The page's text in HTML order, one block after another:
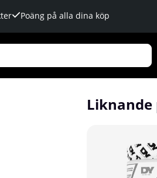
Poäng på alla dina köp